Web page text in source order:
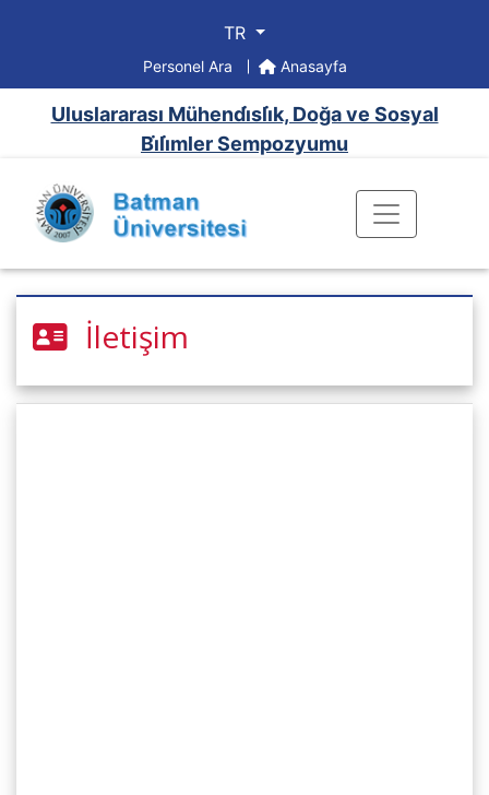
TR
Personel Ara Anasayfa
Uluslararası Mühendi̇sli̇k, Doğa ve Sosyal
Bi̇li̇mler Sempozyumu
İletişim